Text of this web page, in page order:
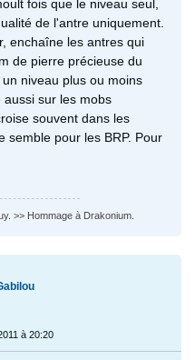
fois que le niveau seul,
de l'antre uniquement.
enchaîne les antres qui
de pierre précieuse du
niveau plus ou moins
sur les mobs
souvent dans les
semble pour les BRP. Pour
>> Hommage à Drakonium.
à 20:20